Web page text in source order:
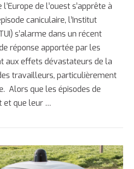
AFFICHER
de l’ouest s’apprête à
caniculaire, l’Institut
s’alarme dans un récent
réponse apportée par les
aux effets dévastateurs de la
travailleurs, particulièrement
Alors que les épisodes de
et que leur …